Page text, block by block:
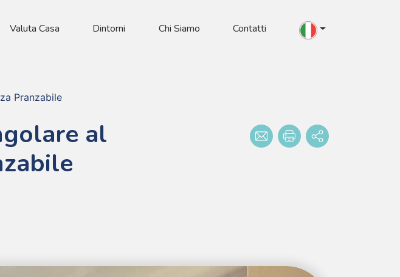
Valuta Casa Dintorni Chi Siamo Contatti
Pranzabile
al